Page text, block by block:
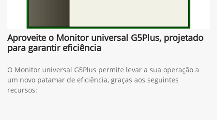
Aproveite o Monitor universal G5Plus, projetado
para garantir eficiência
O Monitor universal G5Plus permite levar a sua operação a
um novo patamar de eficiência, graças aos seguintes
recursos: